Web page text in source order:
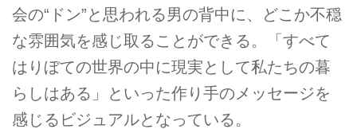
会の“ドン”と思われる男の背中に、どこか不穏
な雰囲気を感じ取ることができる。「すべて
はりぼての世界の中に現実として私たちの暮
らしはある」といった作り手のメッセージを
感じるビジュアルとなっている。